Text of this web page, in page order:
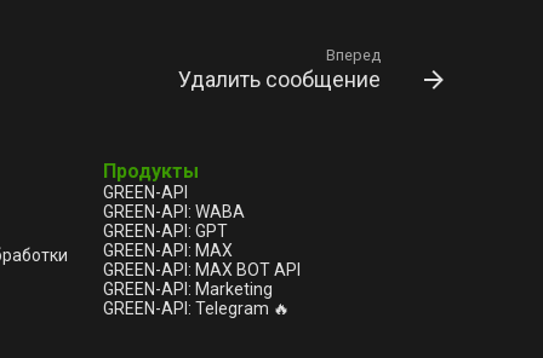
Вперед
Удалить сообщение
Продукты
GREEN-API
GREEN-API: WABA
GREEN-API: GPT
GREEN-API: MAX
GREEN-API: MAX BOT API
GREEN-API: Marketing
GREEN-API: Telegram 🔥